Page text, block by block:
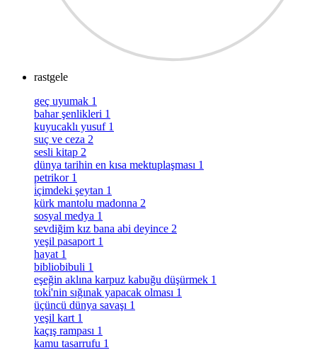
rastgele
geç uyumak 1
bahar şenlikleri 1
kuyucaklı yusuf 1
suç ve ceza 2
sesli kitap 2
dünya tarihin en kısa mektuplaşması 1
petrikor 1
i̇çimdeki şeytan 1
kürk mantolu madonna 2
sosyal medya 1
sevdiğim kız bana abi deyince 2
yeşil pasaport 1
hayat 1
bibliobibuli 1
eşeğin aklına karpuz kabuğu düşürmek 1
toki̇'nin sığınak yapacak olması 1
üçüncü dünya savaşı 1
yeşil kart 1
kaçış rampası 1
kamu tasarrufu 1